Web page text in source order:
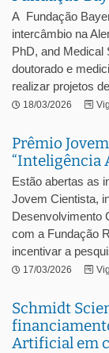
A Fundação
intercâmbio na
PhD, and Medical
doutorado e
realizar projetos
18/03/2026
Prêmio
“Inteligência
Estão abertas as
Jovem Cientista,
Desenvolvimento
com a Fundação
incentivar a
17/03/2026
Schmidt
Artificial em